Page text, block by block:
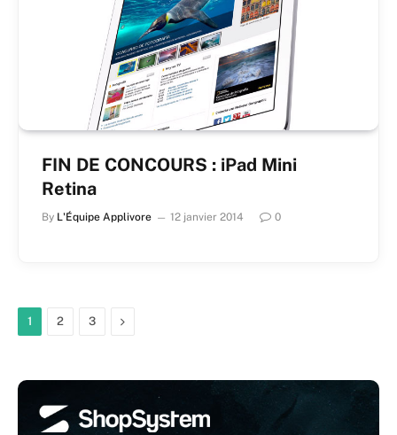
FIN DE CONCOURS : iPad Mini
Retina
By L'Équipe Applivore 12 janvier 2014 0
1 2 3 Next